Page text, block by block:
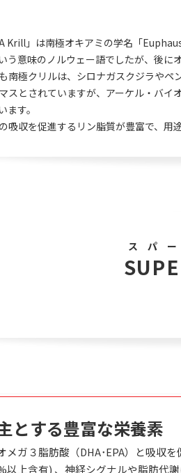
Krill」は南極オキアミの学名「
意味のノルウェー語でしたが、後に
南極クリルは、シロナガスクジラやペ
スとされていますが、アーケル・バイ
す。
吸収を促進するリン脂質が豊富で、用
スパ
とする豊富な栄養素
メガ３脂肪酸（DHA･EPA）と吸収を
上含有) 、神経シグナルや脂肪代